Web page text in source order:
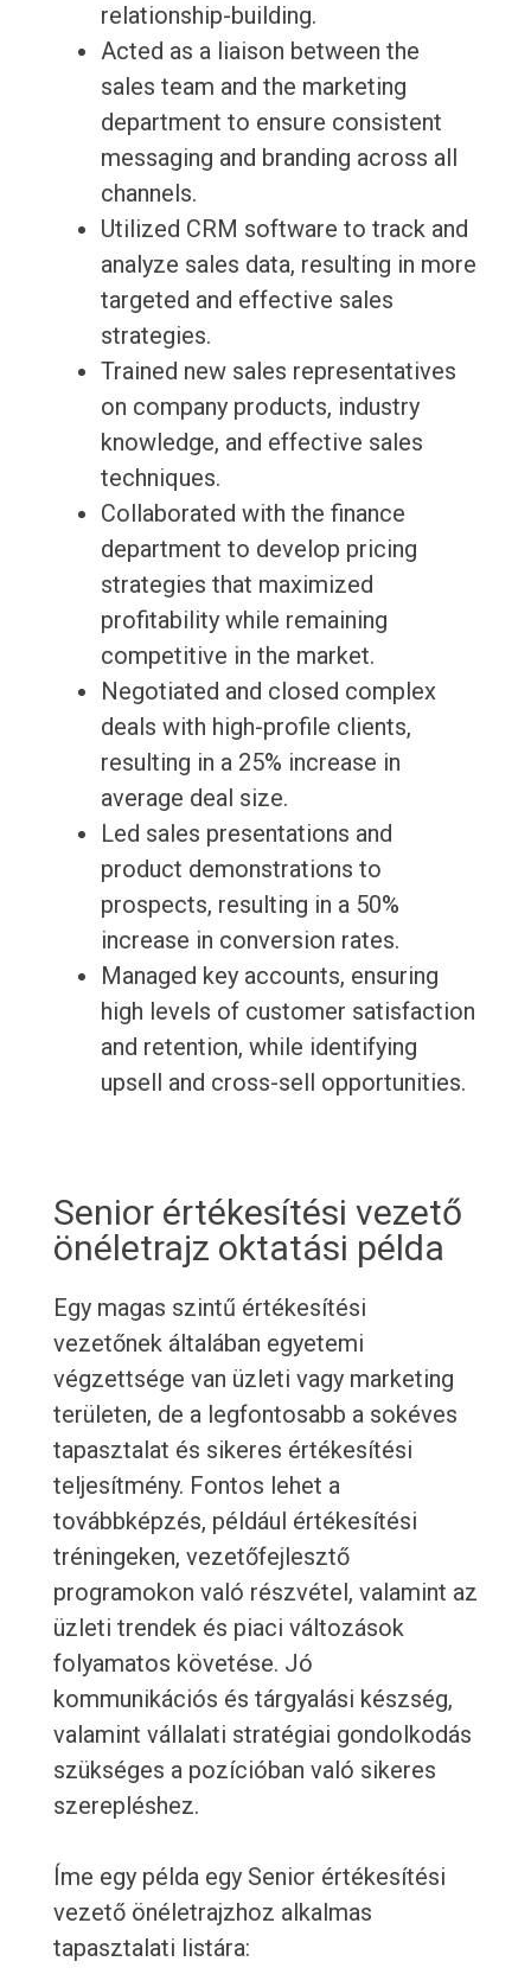
relationship-building.
Acted as a liaison between the
sales team and the marketing
department to ensure consistent
messaging and branding across all
channels.
Utilized CRM software to track and
analyze sales data, resulting in more
targeted and effective sales
strategies.
Trained new sales representatives
on company products, industry
knowledge, and effective sales
techniques.
Collaborated with the finance
department to develop pricing
strategies that maximized
profitability while remaining
competitive in the market.
Negotiated and closed complex
deals with high-profile clients,
resulting in a 25% increase in
average deal size.
Led sales presentations and
product demonstrations to
prospects, resulting in a 50%
increase in conversion rates.
Managed key accounts, ensuring
high levels of customer satisfaction
and retention, while identifying
upsell and cross-sell opportunities.
Senior értékesítési vezető
önéletrajz oktatási példa
Egy magas szintű értékesítési
vezetőnek általában egyetemi
végzettsége van üzleti vagy marketing
területen, de a legfontosabb a sokéves
tapasztalat és sikeres értékesítési
teljesítmény. Fontos lehet a
továbbképzés, például értékesítési
tréningeken, vezetőfejlesztő
programokon való részvétel, valamint az
üzleti trendek és piaci változások
folyamatos követése. Jó
kommunikációs és tárgyalási készség,
valamint vállalati stratégiai gondolkodás
szükséges a pozícióban való sikeres
szerepléshez.
Íme egy példa egy Senior értékesítési
vezető önéletrajzhoz alkalmas
tapasztalati listára: